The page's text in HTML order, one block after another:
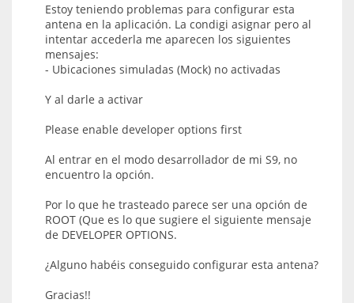
Estoy teniendo problemas para configurar esta
antena en la aplicación. La condigi asignar pero al
intentar accederla me aparecen los siguientes
mensajes:
- Ubicaciones simuladas (Mock) no activadas
Y al darle a activar
Please enable developer options first
Al entrar en el modo desarrollador de mi S9, no
encuentro la opción.
Por lo que he trasteado parece ser una opción de
ROOT (Que es lo que sugiere el siguiente mensaje
de DEVELOPER OPTIONS.
¿Alguno habéis conseguido configurar esta antena?
Gracias!!